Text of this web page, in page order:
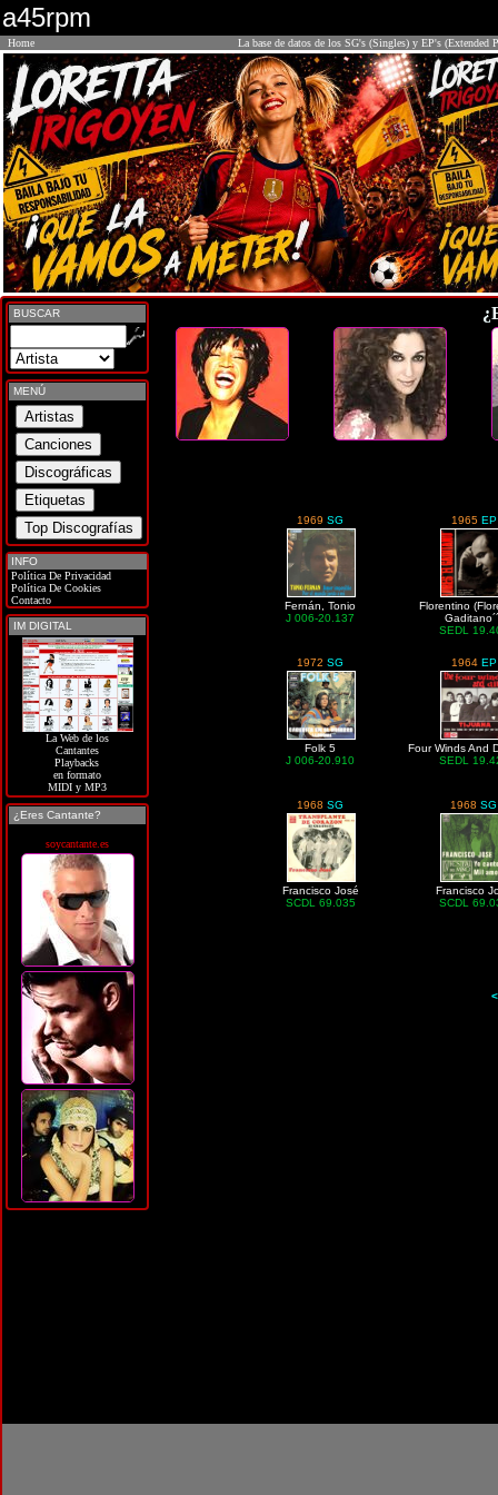
a45rpm
Home La base de datos de los SG's (Singles) y EP's (Extended
BUSCAR
MENÚ
INFO
Política De Privacidad
Política De Cookies
Contacto
IM DIGITAL
La Web de los
Cantantes
Playbacks
en formato
MIDI y MP3
¿Eres Cantante?
soycantante.es
1969SG
Fernán, Tonio
J 006-20.137
1965 EP
Florentino
SEDL
1972SG
Folk 5
J 006-20.910
1964 EP
Four Winds And
SEDL
1968SG
Francisco José
SCDL 69.035
1968SG
Francisco
SCDL